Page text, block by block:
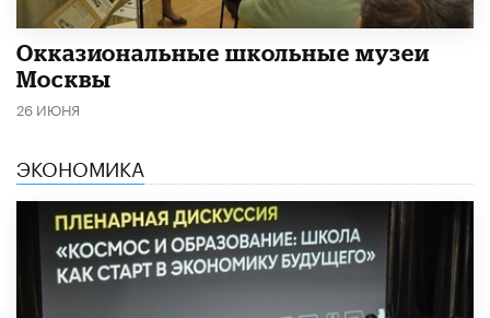
​Окказиональные школьные музеи
Москвы
26 ИЮНЯ
ЭКОНОМИКА